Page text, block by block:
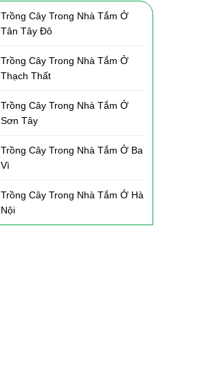
Trồng Cây Trong Nhà Tắm Ở
Tân Tây Đô
Trồng Cây Trong Nhà Tắm Ở
Thạch Thất
Trồng Cây Trong Nhà Tắm Ở
Sơn Tây
Trồng Cây Trong Nhà Tắm Ở Ba
Vì
Trồng Cây Trong Nhà Tắm Ở Hà
Nội